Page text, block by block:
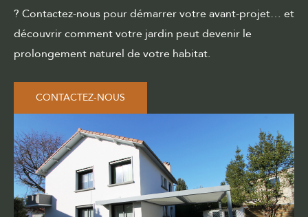
? Contactez-nous pour démarrer votre avant-projet… et
découvrir comment votre jardin peut devenir le
prolongement naturel de votre habitat.
CONTACTEZ-NOUS